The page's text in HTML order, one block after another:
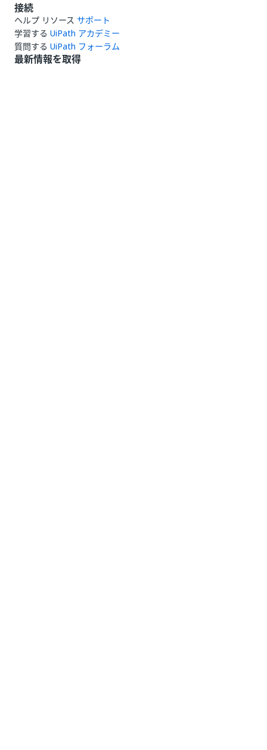
接続
ヘルプ リソース サポート
学習する UiPath アカデミー
質問する UiPath フォーラム
最新情報を取得